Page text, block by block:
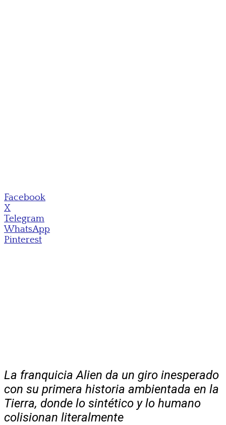
Facebook
X
Telegram
WhatsApp
Pinterest
La franquicia Alien da un giro inesperado
con su primera historia ambientada en la
Tierra, donde lo sintético y lo humano
colisionan literalmente